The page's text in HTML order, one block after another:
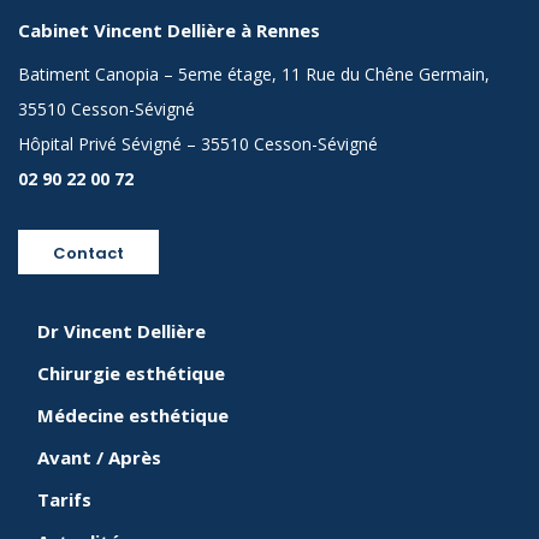
Cabinet Vincent Dellière à Rennes
Batiment Canopia – 5eme étage, 11 Rue du Chêne Germain,
35510 Cesson-Sévigné
Hôpital Privé Sévigné – 35510 Cesson-Sévigné
02 90 22 00 72
Contact
Dr Vincent Dellière
Chirurgie esthétique
Médecine esthétique
Avant / Après
Tarifs